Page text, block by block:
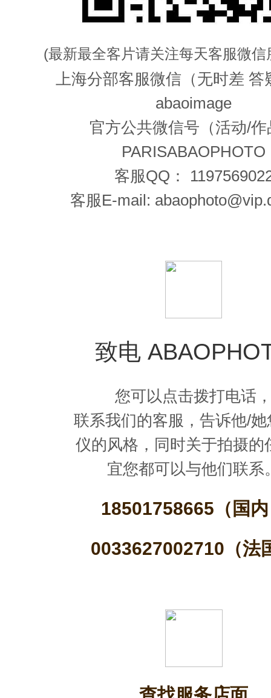
(最新最全客片请关注每天客服微信
上海分部客服微信（无时差 答
abaoimage
官方公共微信号（活动/作
PARISABAOPHOTO
客服QQ：
客服E-mail:
致电
您可以点击拨打电话
联系我们的客服，告诉他/她
仪的风格，同时关于拍摄的
宜您都可以与他们联系
18501758665（国
0033627002710（法